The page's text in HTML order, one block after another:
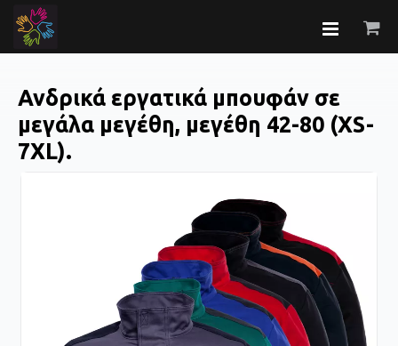
Ανδρικά εργατικά μπουφάν σε
μεγάλα μεγέθη, μεγέθη 42-80 (XS-
7XL).